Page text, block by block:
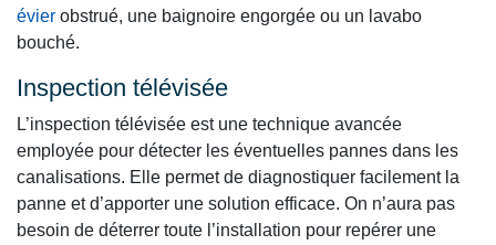
évier obstrué, une baignoire engorgée ou un lavabo
bouché.
Inspection télévisée
L’inspection télévisée est une technique avancée
employée pour détecter les éventuelles pannes dans les
canalisations. Elle permet de diagnostiquer facilement la
panne et d’apporter une solution efficace. On n’aura pas
besoin de déterrer toute l’installation pour repérer une